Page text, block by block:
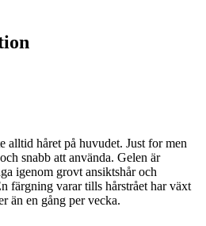
alltid håret på huvudet. Just for men
snabb att använda. Gelen är
igenom grovt ansiktshår och
färgning varar tills hårstrået har växt
än en gång per vecka.